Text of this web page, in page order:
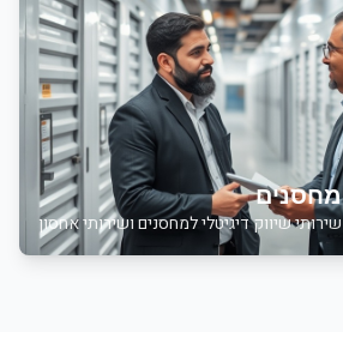
מחסנים
שירותי שיווק דיגיטלי למחסנים ושירותי אחסון